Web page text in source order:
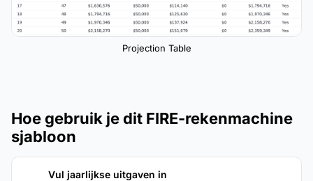
Projection Table
Hoe gebruik je dit FIRE-rekenmachine
sjabloon
Vul jaarlijkse uitgaven in